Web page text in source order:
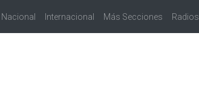
Nacional Internacional Más Secciones Radios